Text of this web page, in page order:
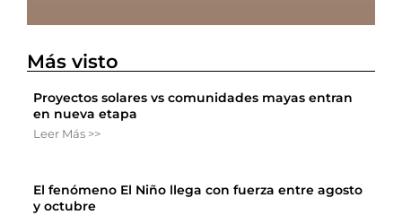
Más visto
Proyectos solares vs comunidades mayas entran
en nueva etapa
Leer Más >>
El fenómeno El Niño llega con fuerza entre agosto
y octubre